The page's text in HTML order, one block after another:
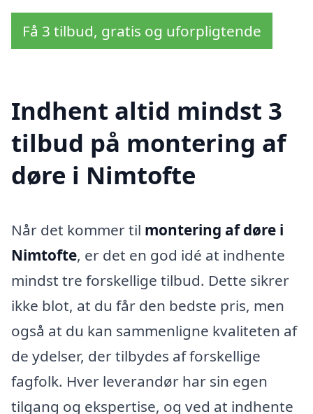
Få 3 tilbud, gratis og uforpligtende
Indhent altid mindst 3
tilbud på montering af
døre i Nimtofte
Når det kommer til montering af døre i
Nimtofte, er det en god idé at indhente
mindst tre forskellige tilbud. Dette sikrer
ikke blot, at du får den bedste pris, men
også at du kan sammenligne kvaliteten af
de ydelser, der tilbydes af forskellige
fagfolk. Hver leverandør har sin egen
tilgang og ekspertise, og ved at indhente